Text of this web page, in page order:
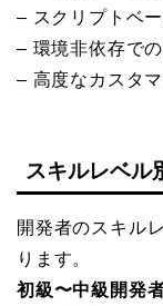
– スクリプトベ
– 環境非依存で
– 高度なカスタ
スキルレベル
開発者のスキル
ります。
初級〜中級開発